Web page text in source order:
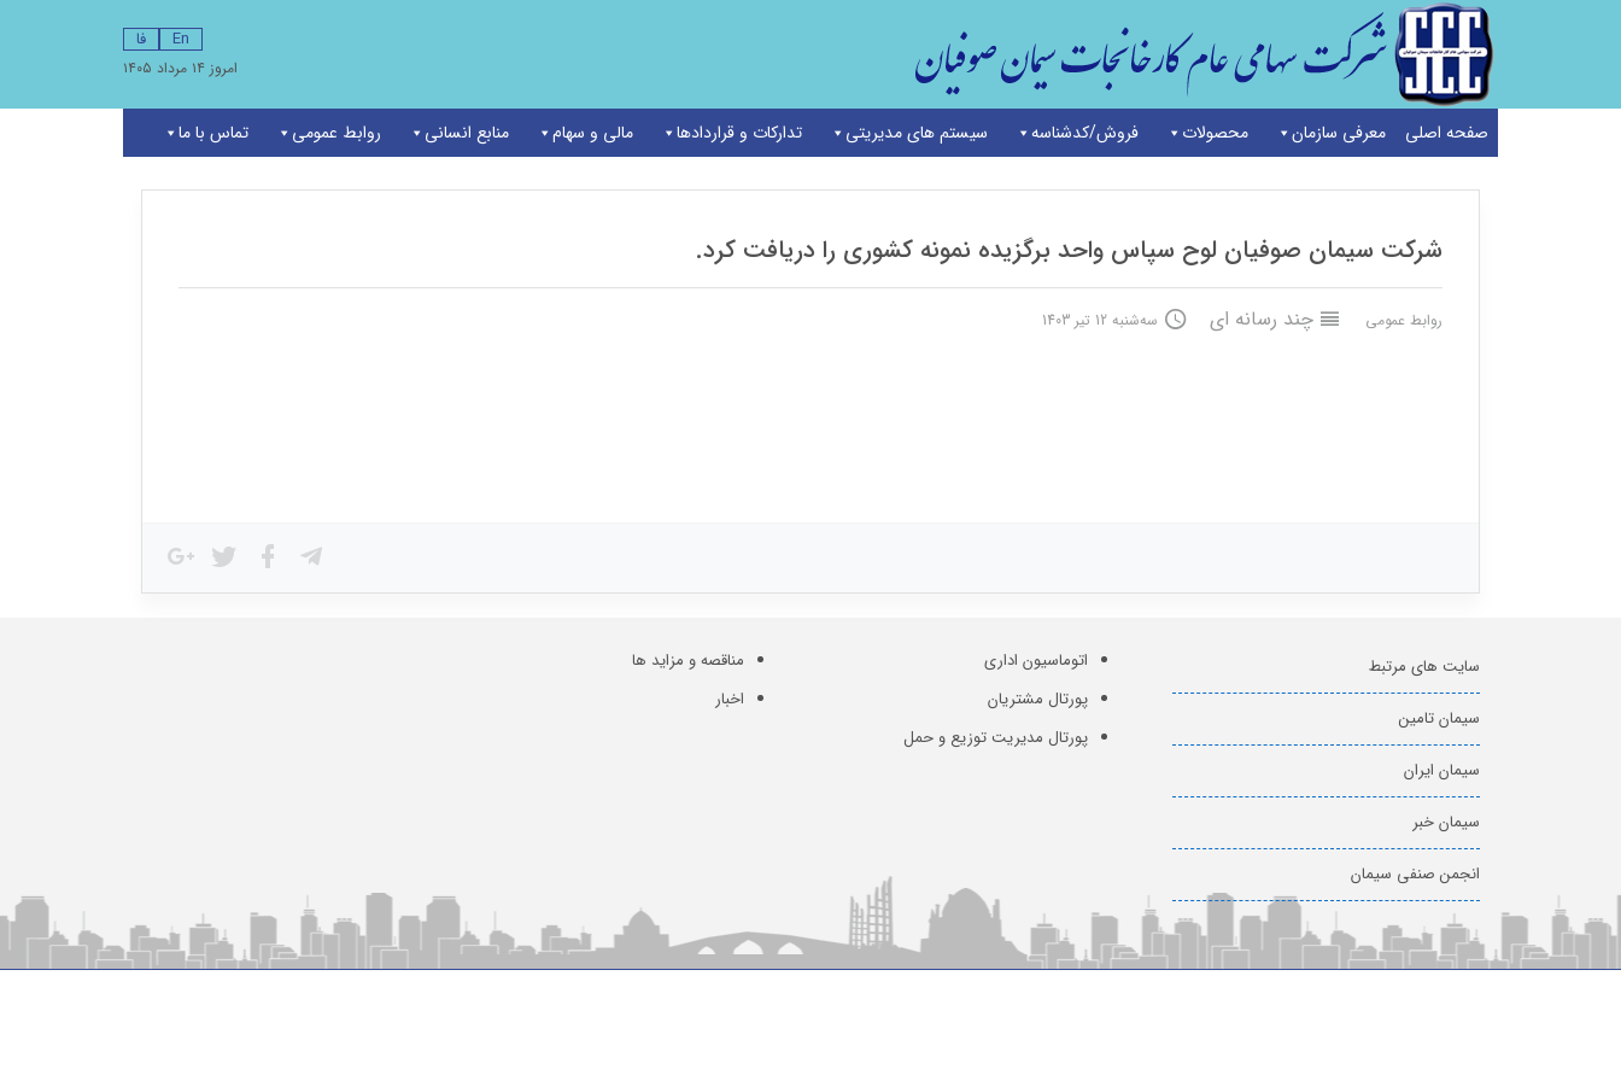
En فا
امروز ۱۴ مرداد ۱۴۰۵
صفحه اصلی معرفی سازمان محصولات فروش/کدشناسه سیستم های مدیریتی تدارکات و قراردادها مالی و سهام منابع انسانی روابط عمومی تماس با ما خانه چند رسانه ای / شرکت سیمان صوفیان لوح سپاس واحد برگزیده نمونه کشوری را دریافت کرد.
شرکت سیمان صوفیان لوح سپاس واحد برگزیده نمونه کشوری را دریافت کرد.
روابط عمومی چند رسانه ای سه‌شنبه 12 تیر 1403
سایت های مرتبط
سیمان تامین
سیمان ایران
سیمان خبر
انجمن صنفی سیمان
اتوماسیون اداری
پورتال مشتریان
پورتال مدیریت توزیع و حمل
مناقصه و مزاید ها
اخبار